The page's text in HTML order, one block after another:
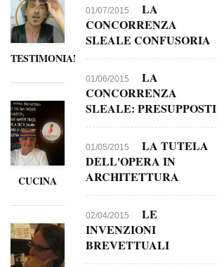
TESTIMONIANZE
CUCINA
01/07/2015
LA
CONCORRENZA
SLEALE CONFUSORIA
01/06/2015
LA
CONCORRENZA
SLEALE: PRESUPPOSTI
01/05/2015
LA TUTELA
DELL'OPERA IN
ARCHITETTURA
02/04/2015
LE
INVENZIONI
BREVETTUALI